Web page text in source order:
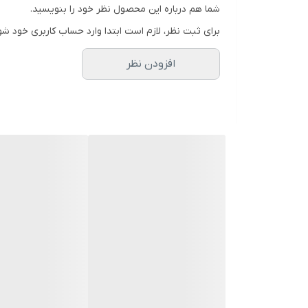
شما هم درباره این محصول نظر خود را بنویسید.
برای ثبت نظر، لازم است ابتدا وارد حساب کاربری خود
افزودن نظر